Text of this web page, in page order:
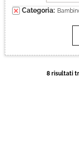
Categoria:
8 risultati